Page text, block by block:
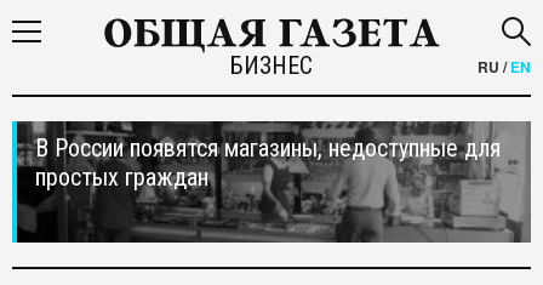
БИЗНЕС RU /EN
В России появятся магазины, недоступные для
простых граждан